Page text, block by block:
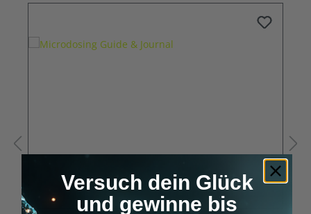
Versuch dein Glück
und gewinne bis